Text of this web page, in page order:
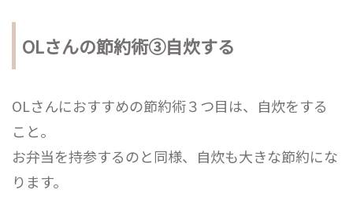
OLさんの節約術③自炊する
OLさんにおすすめの節約術３つ目は、自炊をする
こと。
お弁当を持参するのと同様、自炊も大きな節約にな
ります。